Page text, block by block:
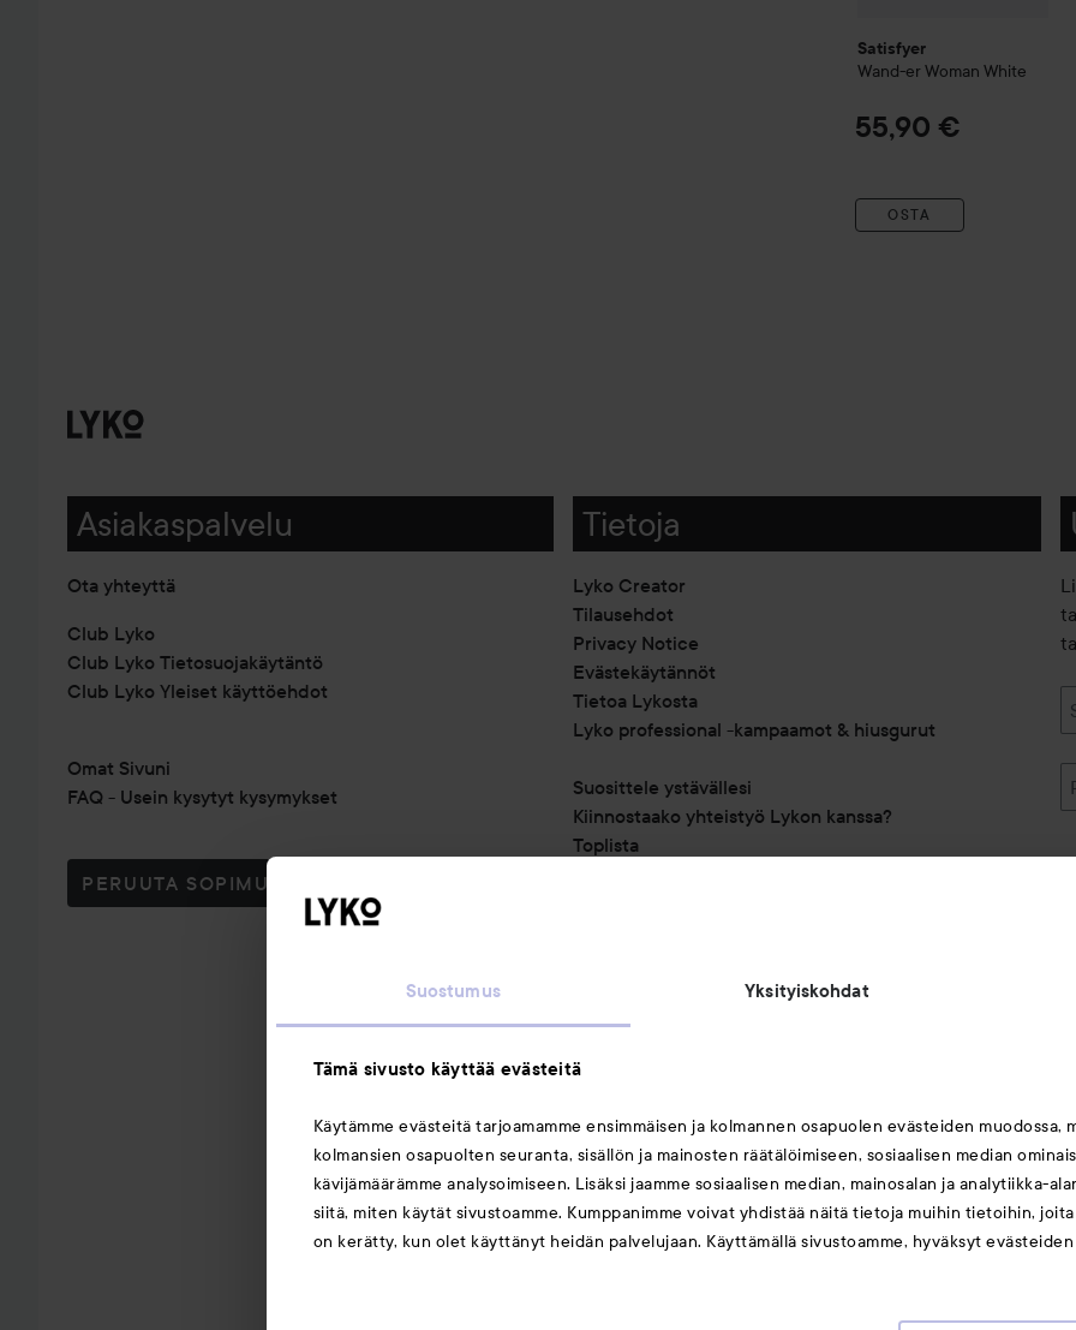
Suostumus Yksityiskohdat
Tämä sivusto käyttää evästeitä
Käytämme evästeitä tarjoamamme ensimmäisen ja kolmannen osapuolen evästeiden muodossa,
kolmansien osapuolten seuranta, sisällön ja mainosten räätälöimiseen, sosiaalisen median
kävijämäärämme analysoimiseen. Lisäksi jaamme sosiaalisen median, mainosalan ja analytiikka-
siitä, miten käytät sivustoamme. Kumppanimme voivat yhdistää näitä tietoja muihin tietoihin,
on kerätty, kun olet käyttänyt heidän palvelujaan. Käyttämällä sivustoamme, hyväksyt
Satisfyer
Wand-er Woman White
55,90 €
OSTA
Asiakaspalvelu
Ota yhteyttä
Club Lyko
Club Lyko Tietosuojakäytäntö
Club Lyko Yleiset käyttöehdot
Omat Sivuni
FAQ - Usein kysytyt kysymykset
PERUUTA SOPIMUS TÄSTÄ
Tietoja
Lyko Creator
Tilausehdot
Privacy Notice
Evästekäytännöt
Tietoa Lykosta
Lyko professional -kampaamot & hiusgurut
Suosittele ystävällesi
Kiinnostaako yhteistyö Lykon kanssa?
Toplista
Saattaisit myös tykätä
Huulet